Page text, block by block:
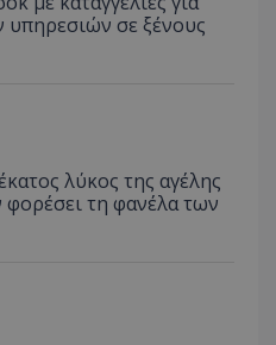
σε ξένους
λύκος της αγέλης
τη φανέλα των